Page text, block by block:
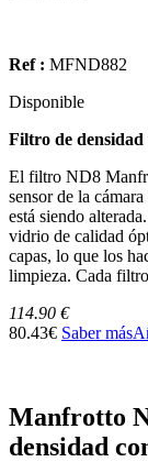
Ref : MFND882
Disponible
Filtro de
El filtro ND8
sensor de la
está siendo
vidrio de calidad
capas, lo que los
limpieza. Cada
114.90 €
80.43€ Saber más
Manfrotto
densidad